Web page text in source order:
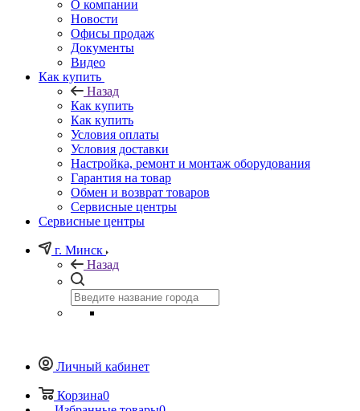
О компании
Новости
Офисы продаж
Документы
Видео
Как купить
Назад
Как купить
Как купить
Условия оплаты
Условия доставки
Настройка, ремонт и монтаж оборудования
Гарантия на товар
Обмен и возврат товаров
Сервисные центры
Сервисные центры
г. Минск
Назад
Личный кабинет
Корзина0